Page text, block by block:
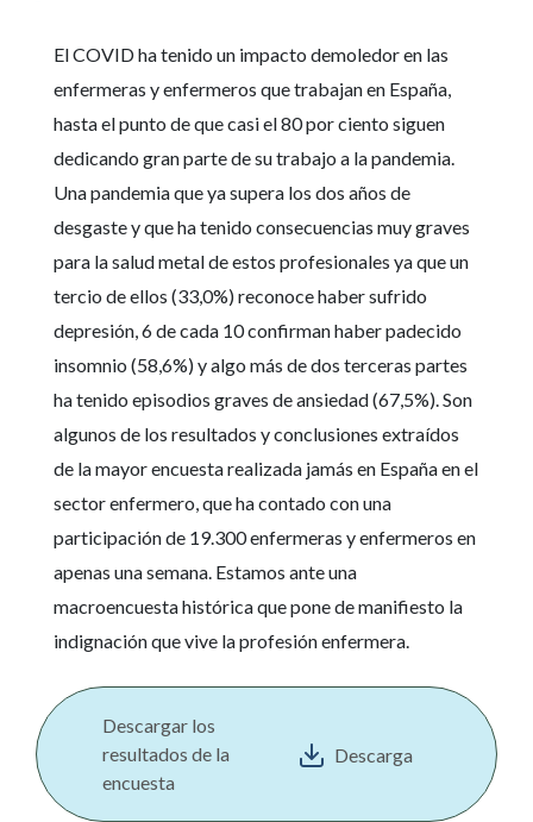
El COVID ha tenido un impacto demoledor en las
enfermeras y enfermeros que trabajan en España,
hasta el punto de que casi el 80 por ciento siguen
dedicando gran parte de su trabajo a la pandemia.
Una pandemia que ya supera los dos años de
desgaste y que ha tenido consecuencias muy graves
para la salud metal de estos profesionales ya que un
tercio de ellos (33,0%) reconoce haber sufrido
depresión, 6 de cada 10 confirman haber padecido
insomnio (58,6%) y algo más de dos terceras partes
ha tenido episodios graves de ansiedad (67,5%). Son
algunos de los resultados y conclusiones extraídos
de la mayor encuesta realizada jamás en España en el
sector enfermero, que ha contado con una
participación de 19.300 enfermeras y enfermeros en
apenas una semana. Estamos ante una
macroencuesta histórica que pone de manifiesto la
indignación que vive la profesión enfermera.
Descargar los
resultados de la
encuesta
Descarga